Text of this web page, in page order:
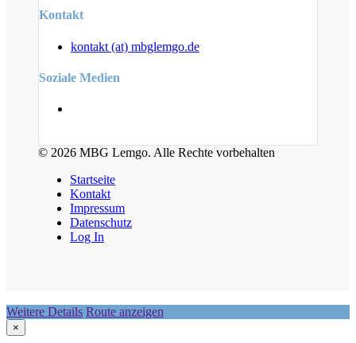
Kontakt
kontakt (at) mbglemgo.de
Soziale Medien
© 2026 MBG Lemgo. Alle Rechte vorbehalten
Startseite
Kontakt
Impressum
Datenschutz
Log In
Weitere Details Route anzeigen
×